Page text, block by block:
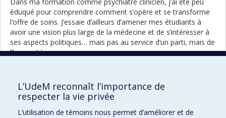
éduqué pour comprendre comment s’opère et se transforme
l’offre de soins. J’essaie d’ailleurs d’amener mes étudiants à
avoir une vision plus large de la médecine et de s’intéresser à
ses aspects politiques… mais pas au service d’un parti, mais de
l’humanité.
vos étudiants?
Lorsque je rencontre des étudiants à la fois curieux et critiques
qui remettent en question leur pratique, des étudiants qui ont
L’UdeM reconnaît l’importance de
respecter la vie privée
L’utilisation de témoins nous permet d’améliorer et de